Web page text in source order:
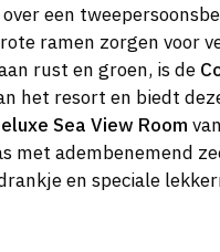
een
ramen zorgen
rust en groen, is de
het resort en biedt
Sea View Room
met adembenemend
en speciale